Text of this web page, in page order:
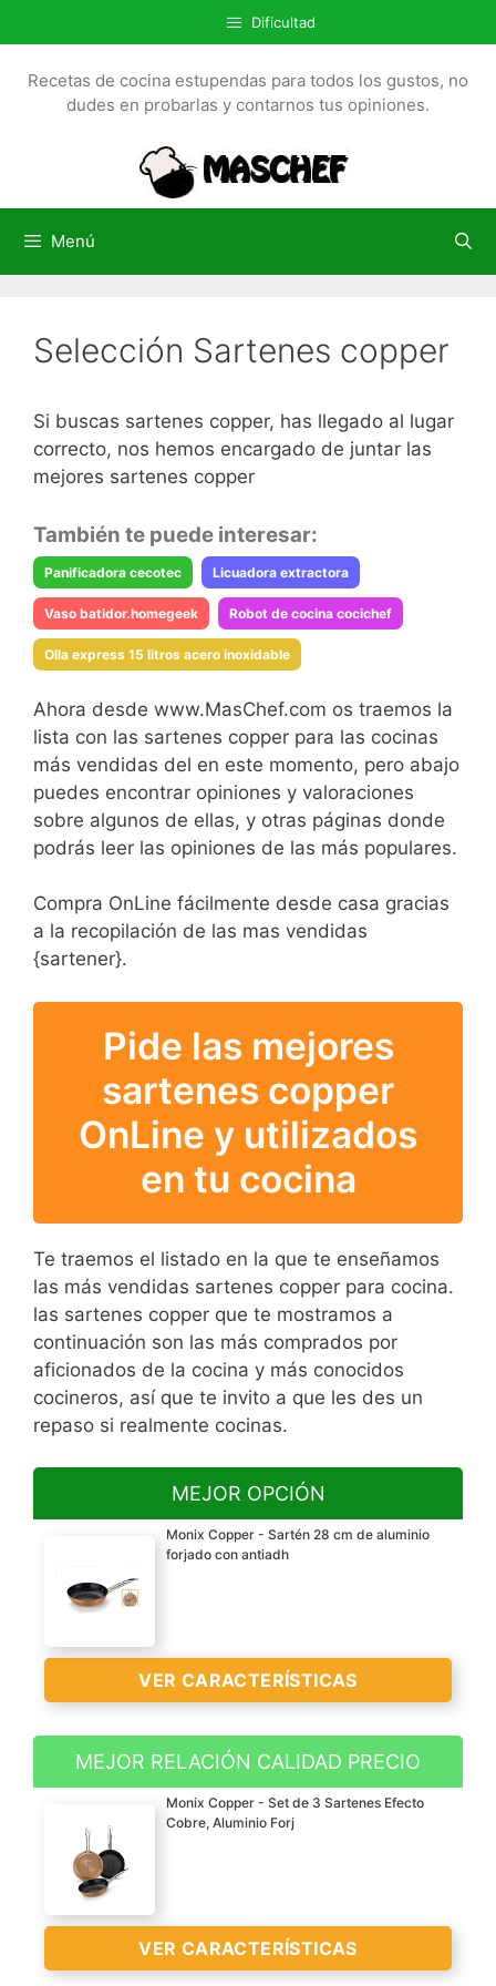
a
l
Dificultad
Recetas de cocina estupendas para todos los gustos, no
dudes en probarlas y contarnos tus opiniones.
Menú
Selección Sartenes copper
Si buscas sartenes copper, has llegado al lugar
correcto, nos hemos encargado de juntar las
mejores sartenes copper
También te puede interesar:
Panificadora cecotec Licuadora extractora
Vaso batidor.homegeek Robot de cocina cocichef
Olla express 15 litros acero inoxidable
Ahora desde www.MasChef.com os traemos la
lista con las sartenes copper para las cocinas
más vendidas del en este momento, pero abajo
puedes encontrar opiniones y valoraciones
sobre algunos de ellas, y otras páginas donde
podrás leer las opiniones de las más populares.
Compra OnLine fácilmente desde casa gracias
a la recopilación de las mas vendidas
{sartener}.
Pide las mejores
sartenes copper
OnLine y utilizados
en tu cocina
Te traemos el listado en la que te enseñamos
las más vendidas sartenes copper para cocina.
las sartenes copper que te mostramos a
continuación son las más comprados por
aficionados de la cocina y más conocidos
cocineros, así que te invito a que les des un
repaso si realmente cocinas.
MEJOR OPCIÓN
Monix Copper - Sartén 28 cm de aluminio
forjado con antiadh
VER CARACTERÍSTICAS
Fabricada en aluminio
forjado de la mejor
calidad de 4 mm de
espesor esta sartén con
efecto exterior en estilo
cobre metalizado
distribuye el calor de
forma más regular
MEJOR RELACIÓN CALIDAD PRECIO
Monix Copper - Set de 3 Sartenes Efecto
Cobre, Aluminio Forj
VER CARACTERÍSTICAS